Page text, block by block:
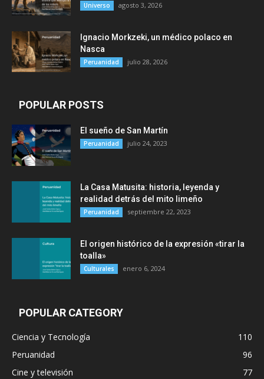
Universo agosto 3, 2026
Ignacio Morkzeki, un médico polaco en
Nasca
Peruanidad julio 28, 2026
POPULAR POSTS
El sueño de San Martín
Peruanidad julio 24, 2023
La Casa Matusita: historia, leyenda y
realidad detrás del mito limeño
Peruanidad septiembre 22, 2023
El origen histórico de la expresión «tirar la
toalla»
Culturales enero 6, 2024
POPULAR CATEGORY
Ciencia y Tecnología
110
Peruanidad
96
Cine y televisión
77